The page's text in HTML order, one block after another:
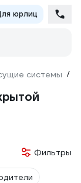
юрлиц
системы /
Фильтры